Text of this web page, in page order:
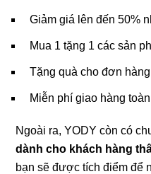
Giảm giá lên đến 50%
Mua 1 tặng 1 các sản
Tặng quà cho đơn
Miễn phí giao hàng
Ngoài ra, YODY còn có
dành cho khách hàng
bạn sẽ được tích điểm để